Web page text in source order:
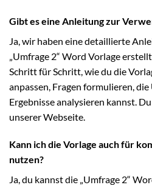
Gibt es eine Anleitung zur
Ja, wir haben eine detaillierte
„Umfrage 2“ Word Vorlage
Schritt für Schritt, wie du die
anpassen, Fragen formulieren,
Ergebnisse analysieren kannst.
unserer Webseite.
Kann ich die Vorlage auch für
nutzen?
Ja, du kannst die „Umfrage 2“